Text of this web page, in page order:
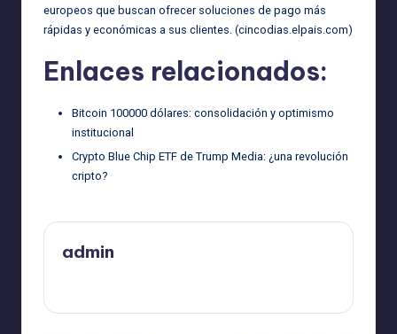
europeos que buscan ofrecer soluciones de pago más
rápidas y económicas a sus clientes. (cincodias.elpais.com)
Enlaces relacionados:
Bitcoin 100000 dólares: consolidación y optimismo
institucional
Crypto Blue Chip ETF de Trump Media: ¿una revolución
cripto?
admin